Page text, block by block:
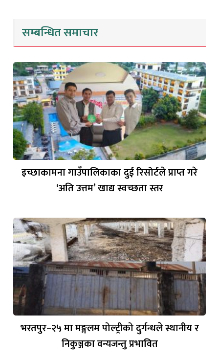
सम्बन्धित समाचार
इच्छाकामना गाउँपालिकाका दुई रिसोर्टले प्राप्त गरे
‘अति उत्तम’ खाद्य स्वच्छता स्तर
भरतपुर–२५ मा मङ्गलम पोल्ट्रीको दुर्गन्धले स्थानीय र
निकुञ्जका वन्यजन्तु प्रभावित